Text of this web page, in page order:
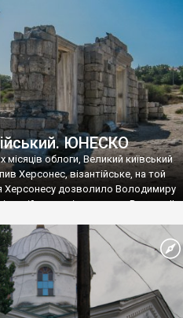
викрадені з фондів об’єкту
«Херсонеса Таврійського».
Візантії», але експерти та
це лише […]
ЮНЕСКО
місяців облоги, Великий київський
Херсонес, візантійське, на той
Херсонесу дозволило Володимиру
імператору Василю ІІ,
став Василем-
Хрещення Русі. На честь
названо місто […]